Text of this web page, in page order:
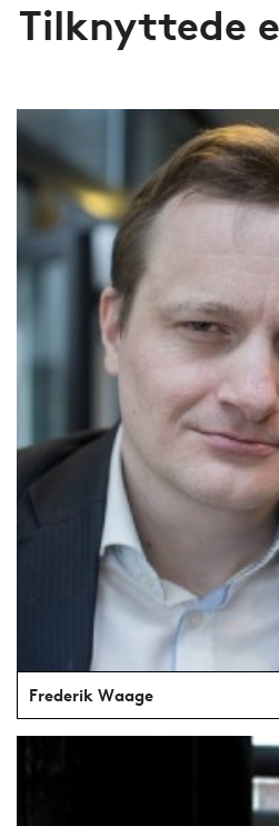
Tilknyttede
Frederik Waage